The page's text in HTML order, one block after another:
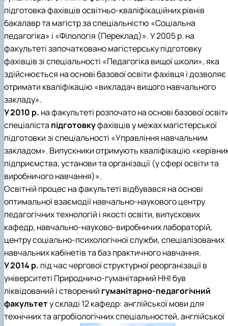
підготовка фахівців освітньо-кваліфікаційних рівнів
бакалавр та магістр за спеціальністю «Соціальна
педагогіка» і «Філологія (Переклад)». У 2005 р. на
факультеті започатковано магістерську підготовку
фахівців зі спеціальності «Педагогіка вищої школи», яка
здійснюється на основі базової освіти фахівця і дозволяє
отримати кваліфікацію «викладач вищого навчального
закладу».
У 2010 р. на факультеті розпочато на основі базової
спеціаліста підготовкуфахівців у межах магістерської
підготовки зі спеціальності «Управління навчальним
закладом». Випускники отримують кваліфікацію
підприємства, установи та організації (у сфері освіти та
виробничого навчання)».
Освітній процес на факультеті відбувався на основі
оптимальної взаємодії навчально-наукового центру
педагогічних технологій і якості освіти, випускових
кафедр, навчально-науково-виробничих лабораторій,
центру соціально-психологічної служби, спеціалізованих
навчальних кабінетів та баз практичного навчання.
У 2014 р. під час чергової структурної реорганізації в
університеті Природничо-гуманітарний ННІ був
ліквідований і створений гуманітарно-педагогічний
факультету складі 12 кафедр: англійської мови для
технічних та агробіологічних спеціальностей, англійської